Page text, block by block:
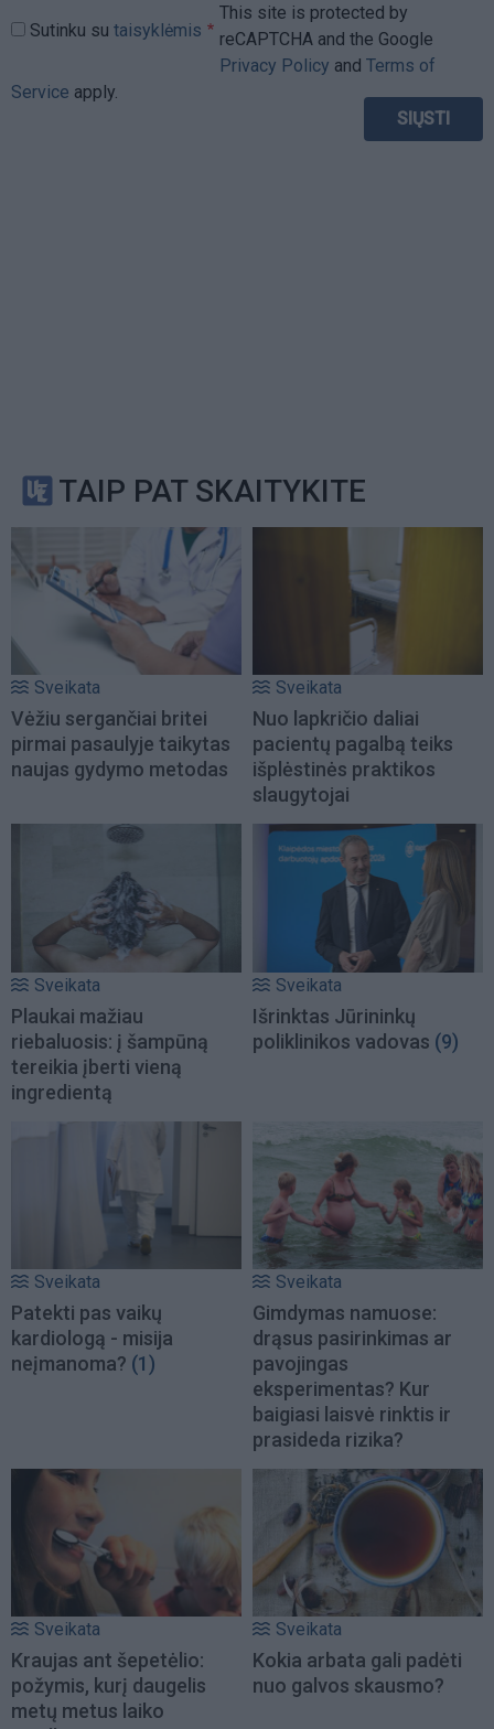
Sutinku su taisyklėmis
This site is protected by
reCAPTCHA and the Google
Privacy Policy and Terms of
Service apply.
TAIP PAT SKAITYKITE
Sveikata
Vėžiu sergančiai britei
pirmai pasaulyje taikytas
naujas gydymo metodas
Sveikata
Nuo lapkričio daliai
pacientų pagalbą teiks
išplėstinės praktikos
slaugytojai
Sveikata
Plaukai mažiau
riebaluosis: į šampūną
tereikia įberti vieną
ingredientą
Sveikata
Išrinktas Jūrininkų
poliklinikos vadovas (9)
Sveikata
Patekti pas vaikų
kardiologą - misija
neįmanoma? (1)
Sveikata
Gimdymas namuose:
drąsus pasirinkimas ar
pavojingas
eksperimentas? Kur
baigiasi laisvė rinktis ir
prasideda rizika?
Sveikata
Kraujas ant šepetėlio:
požymis, kurį daugelis
metų metus laiko
Sveikata
Kokia arbata gali padėti
nuo galvos skausmo?